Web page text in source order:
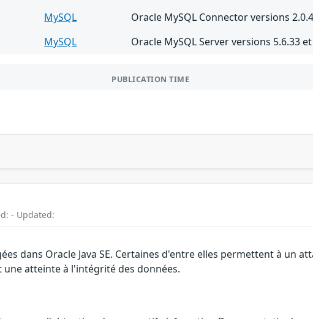
MySQL
Oracle MySQL Connector versions
MySQL Oracle MySQL Server versions 5.6.33
PUBLICATION TIME
- Updated:
dans Oracle Java SE. Certaines d'entre elles permettent à un
une atteinte à l'intégrité des données.